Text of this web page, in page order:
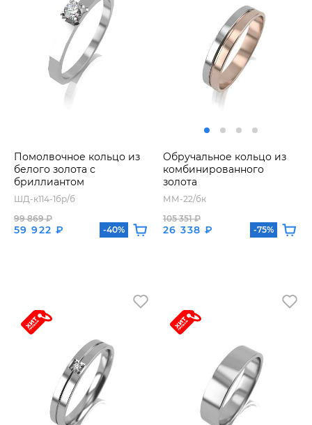
Помолвочное кольцо из
белого золота с
бриллиантом
ШД-к114-1бр/б
59 922 ₽
99 869 ₽
-40%
Обручальное кольцо из
комбинированного
золота
ММ-22/бк
26 338 ₽
105 351 ₽
-75%